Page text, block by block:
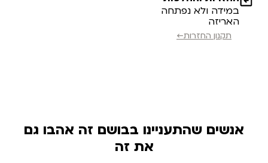
במידה ולא נפתחה
האריזה
תקנון החזרות←
אנשים שהתעניינו בבושם זה אהבו גם
את זה